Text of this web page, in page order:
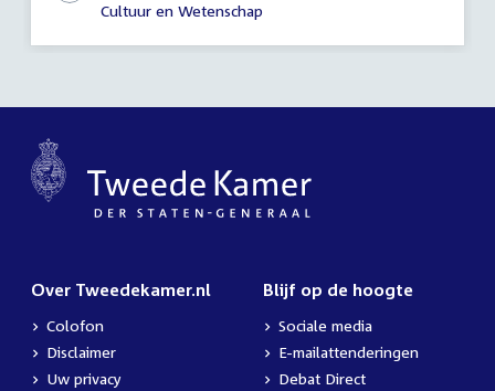
Cultuur en Wetenschap
Over Tweedekamer.nl
Colofon
Disclaimer
Uw privacy
Blijf op de hoogte
Sociale media
E-mailattenderingen
Debat Direct